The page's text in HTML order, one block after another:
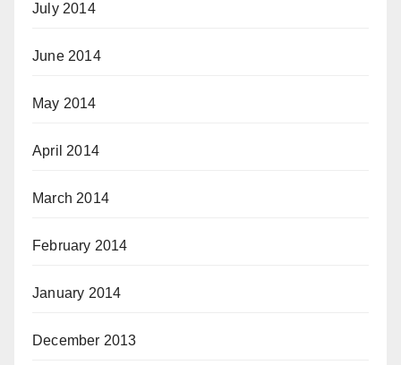
July 2014
June 2014
May 2014
April 2014
March 2014
February 2014
January 2014
December 2013